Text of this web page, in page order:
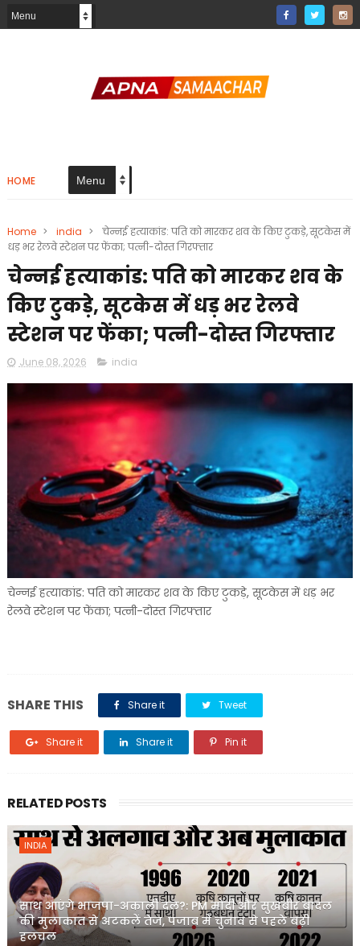
HOME
Home > india >
चेन्नई हत्याकांड: पति को मारकर शव के किए टुकड़े, सूटकेस में
धड़ भर रेलवे स्टेशन पर फेंका; पत्नी-दोस्त गिरफ्तार
चेन्नई हत्याकांड: पति को मारकर शव के
किए टुकड़े, सूटकेस में धड़ भर रेलवे
स्टेशन पर फेंका; पत्नी-दोस्त गिरफ्तार
June 08, 2026 india
चेन्नई हत्याकांड: पति को मारकर शव के किए टुकड़े, सूटकेस में धड़ भर
रेलवे स्टेशन पर फेंका; पत्नी-दोस्त गिरफ्तार
SHARE THIS Share it Tweet
Share it Share it Pin it
RELATED POSTS
INDIA
साथ आएंगे भाजपा-अकाली दल?: PM मोदी और सुखबीर बादल
की मुलाकात से अटकलें तेज, पंजाब में चुनाव से पहले बढ़ी
हलचल